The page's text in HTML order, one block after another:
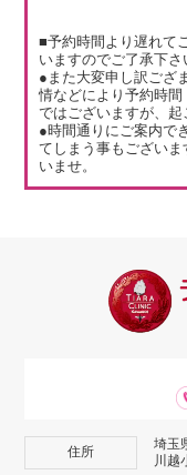
■予約時間より遅れて
いますのでご了承下さ
●また大変申し訳ござ
情などにより予約時
ではございますが、起
●時間通りにご案内で
てしまう事もござい
いませ。
住所
埼玉
川越